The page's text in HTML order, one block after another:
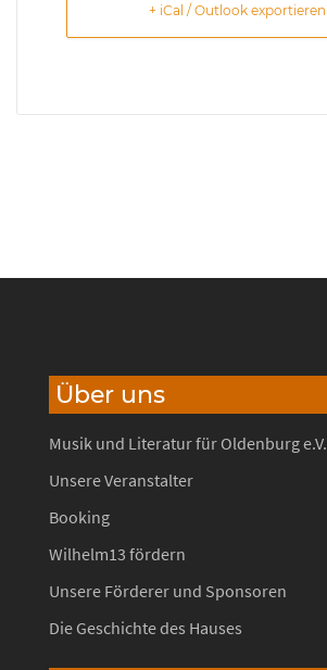
+ iCal / Outlook exportieren
Über uns
Musik und Literatur für Oldenburg e.V.
Unsere Veranstalter
Booking
Wilhelm13 fördern
Unsere Förderer und Sponsoren
Die Geschichte des Hauses